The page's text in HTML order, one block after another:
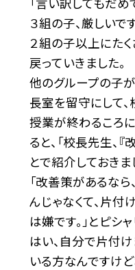
３組の子、厳しいです
２組の子以上にた
戻っていきました。
他のグループの子
長室を留守にして、
授業が終わるころ
ると、「校長先生、
とで紹介しておきま
「改善策があるな
んじゃなくて、片付
は嫌です。」とピシャ
はい、自分で片付け
いる方なんですけど